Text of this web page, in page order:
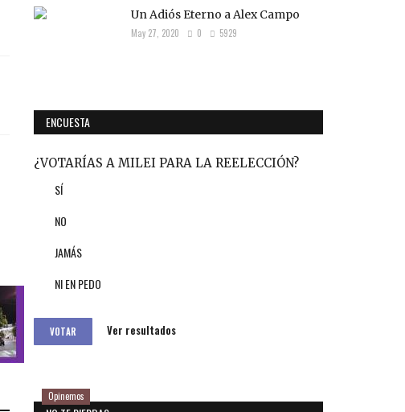
Un Adiós Eterno a Alex Campo
May 27, 2020 0 5929
ENCUESTA
¿VOTARÍAS A MILEI PARA LA REELECCIÓN?
SÍ
NO
JAMÁS
NI EN PEDO
VOTAR Ver resultados
Opinemos